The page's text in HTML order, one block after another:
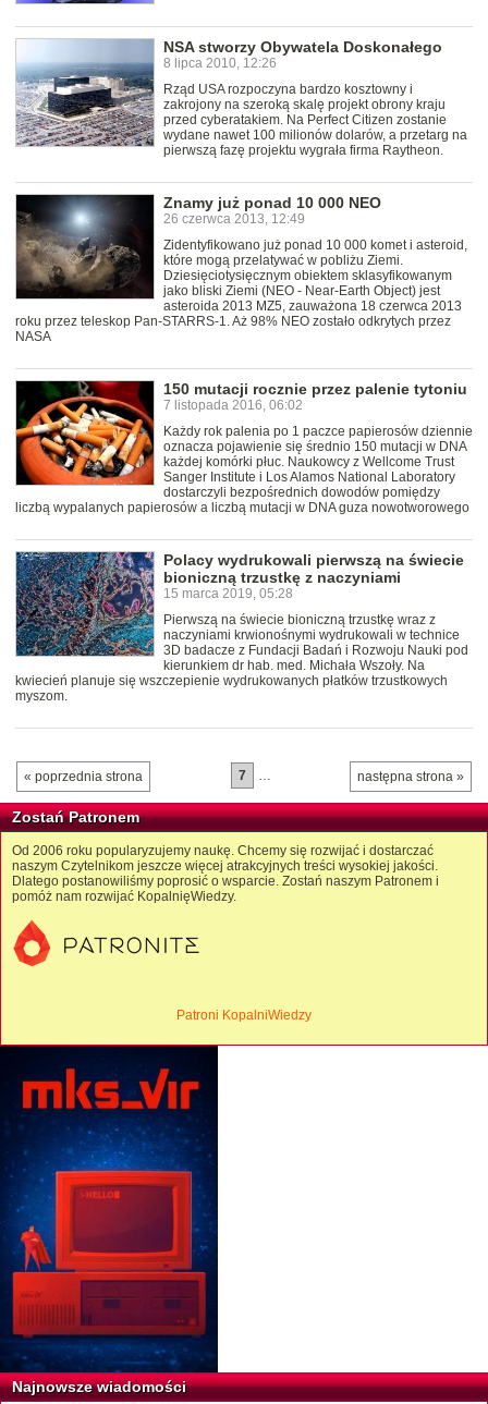
NSA stworzy Obywatela Doskonałego
8 lipca 2010, 12:26
Rząd USA rozpoczyna bardzo kosztowny i
zakrojony na szeroką skalę projekt obrony kraju
przed cyberatakiem. Na Perfect Citizen zostanie
wydane nawet 100 milionów dolarów, a przetarg na
pierwszą fazę projektu wygrała firma Raytheon.
Znamy już ponad 10 000 NEO
26 czerwca 2013, 12:49
Zidentyfikowano już ponad 10 000 komet i asteroid,
które mogą przelatywać w pobliżu Ziemi.
Dziesięciotysięcznym obiektem sklasyfikowanym
jako bliski Ziemi (NEO - Near-Earth Object) jest
asteroida 2013 MZ5, zauważona 18 czerwca 2013
roku przez teleskop Pan-STARRS-1. Aż 98% NEO zostało odkrytych przez
NASA
150 mutacji rocznie przez palenie tytoniu
7 listopada 2016, 06:02
Każdy rok palenia po 1 paczce papierosów dziennie
oznacza pojawienie się średnio 150 mutacji w DNA
każdej komórki płuc. Naukowcy z Wellcome Trust
Sanger Institute i Los Alamos National Laboratory
dostarczyli bezpośrednich dowodów pomiędzy
liczbą wypalanych papierosów a liczbą mutacji w DNA guza nowotworowego
Polacy wydrukowali pierwszą na świecie
bioniczną trzustkę z naczyniami
15 marca 2019, 05:28
Pierwszą na świecie bioniczną trzustkę wraz z
naczyniami krwionośnymi wydrukowali w technice
3D badacze z Fundacji Badań i Rozwoju Nauki pod
kierunkiem dr hab. med. Michała Wszoły. Na
kwiecień planuje się wszczepienie wydrukowanych płatków trzustkowych
myszom.
« poprzednia strona następna strona »
7 …
Zostań Patronem
Od 2006 roku popularyzujemy naukę. Chcemy się rozwijać i dostarczać
naszym Czytelnikom jeszcze więcej atrakcyjnych treści wysokiej jakości.
Dlatego postanowiliśmy poprosić o wsparcie. Zostań naszym Patronem i
pomóż nam rozwijać KopalnięWiedzy.
Patroni KopalniWiedzy
Najnowsze wiadomości